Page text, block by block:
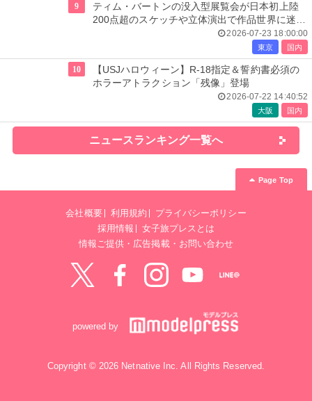
9
ティム・バートンの没入型展覧会が日本初上陸
200点超のスケッチや立体演出で作品世界に迷い
2026-07-23 18:00:00
東京 国内
10
【USJハロウィーン】R-18指定＆誓約書必須の
ホラーアトラクション「残像」登場
2026-07-22 14:40:52
大阪 国内
ニュースランキング一覧へ
Page Top
会社概要 利用規約
プライバシーポリシー
採用情報
女子旅プレスとは
情報ご提供・広告掲載・お問い合わせ
powered by
Copyright © 2026 Netnative Inc. All Rights Reserved.